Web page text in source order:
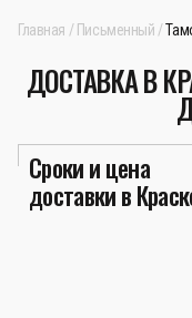
Главная Письменный
ДОСТАВКА В
Сроки и цена
доставки в